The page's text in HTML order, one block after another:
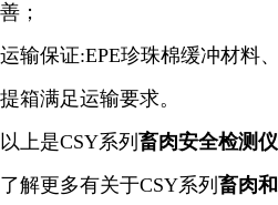
善；
运输保证:EPE珍珠棉缓冲材料
提箱满足运输要求。
以上是CSY系列 畜肉安全检测仪
了解更多有关于CSY系列 畜肉